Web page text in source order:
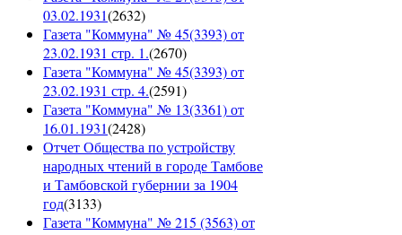
03.02.1931(2632)
Газета "Коммуна" № 45(3393) от
23.02.1931 стр. 1.(2670)
Газета "Коммуна" № 45(3393) от
23.02.1931 стр. 4.(2591)
Газета "Коммуна" № 13(3361) от
16.01.1931(2428)
Отчет Общества по устройству
народных чтений в городе Тамбове
и Тамбовской губернии за 1904
год(3133)
Газета "Коммуна" № 215 (3563) от